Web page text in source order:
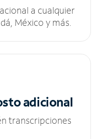
a cualquier
México y más.
adicional
transcripciones